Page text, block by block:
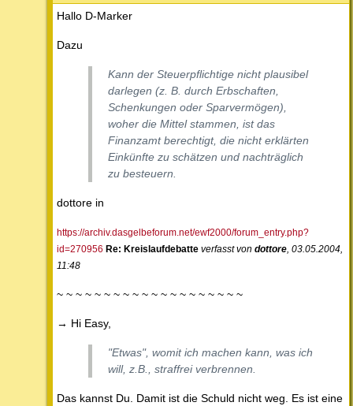
Hallo D-Marker
Dazu
Kann der Steuerpflichtige nicht plausibel
darlegen (z. B. durch Erbschaften,
Schenkungen oder Sparvermögen),
woher die Mittel stammen, ist das
Finanzamt berechtigt, die nicht erklärten
Einkünfte zu schätzen und nachträglich
zu besteuern.
dottore in
https://archiv.dasgelbeforum.net/ewf2000/forum_entry.php?
id=270956 Re: Kreislaufdebatte verfasst von dottore , 03.05.2004,
11:48
~ ~ ~ ~ ~ ~ ~ ~ ~ ~ ~ ~ ~ ~ ~ ~ ~ ~ ~ ~
→ Hi Easy,
"Etwas", womit ich machen kann, was ich
will, z.B., straffrei verbrennen.
Das kannst Du. Damit ist die Schuld nicht weg. Es ist eine